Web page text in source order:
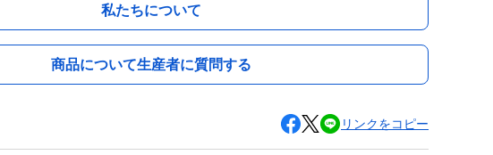
私たちについて
商品について生産者に質問する
リンクをコピー